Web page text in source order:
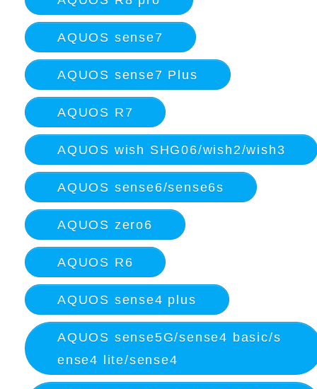
AQUOS sense7
AQUOS sense7 Plus
AQUOS R7
AQUOS wish SHG06/wish2/wish3
AQUOS sense6/sense6s
AQUOS zero6
AQUOS R6
AQUOS sense4 plus
AQUOS sense5G/sense4 basic/s
ense4 lite/sense4